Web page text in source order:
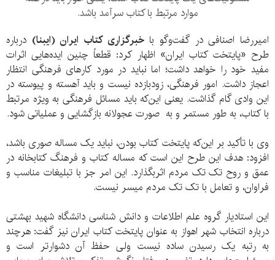
موارد مرتبط با کتاب سرآمد باشد.
امیررضا اصنافی در گفت‌وگو باخبرگزاری کتاب ایران (ایبنا) درباره
طرح «پایتخت کتاب ایران» اظهار کرد: قطعاً چنین ایده‌هایی اثرات
مفید خود را خواهد داشت؛ اما نباید در مورد کارهای فرهنگی انتظار
اعجاز داشت. امور فرهنگی، زودبازده نیست و باید آهسته و پیوسته در
این وادی گام گذاشت. یعنی این‌که باید مسائل فرهنگی به ویژه مرتبط
با کتاب، به طور مستمر و به صورت عجولانه بازگشایی و عملیاتی شود.
وی با تأکید بر این‌که پایتخت کتاب بودن، نباید یک مساله صوری باشد،
افزود: هدف این طرح این است که مساله کتاب و فرهنگ کتابخانه در
عمق و روح تک تک مردم اثربگذارد. این امر جز با تبلیغات مناسب و
فراوان، و تعامل با تک تک مردم میسر نیست.
این استادیار گروه علم اطلاعات و دانش شناسی دانشگاه شهید بهشتی
درباره انتخاب شهر اهواز به عنوان پایتخت کتاب ایران نیز گفت: هرچند
به رتبه یک رسیدن ساده نیست ولی حفظ آن دشوارتر است و